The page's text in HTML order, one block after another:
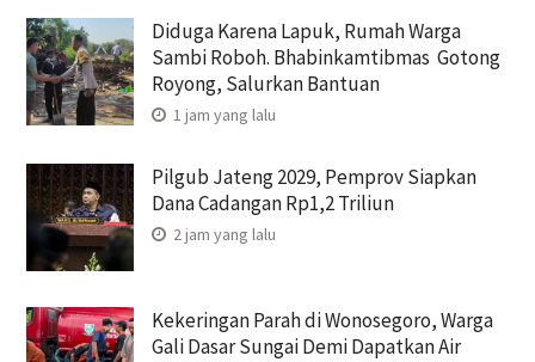
Diduga Karena Lapuk, Rumah Warga
Sambi Roboh. Bhabinkamtibmas Gotong
Royong, Salurkan Bantuan
1 jam yang lalu
Pilgub Jateng 2029, Pemprov Siapkan
Dana Cadangan Rp1,2 Triliun
2 jam yang lalu
Kekeringan Parah di Wonosegoro, Warga
Gali Dasar Sungai Demi Dapatkan Air